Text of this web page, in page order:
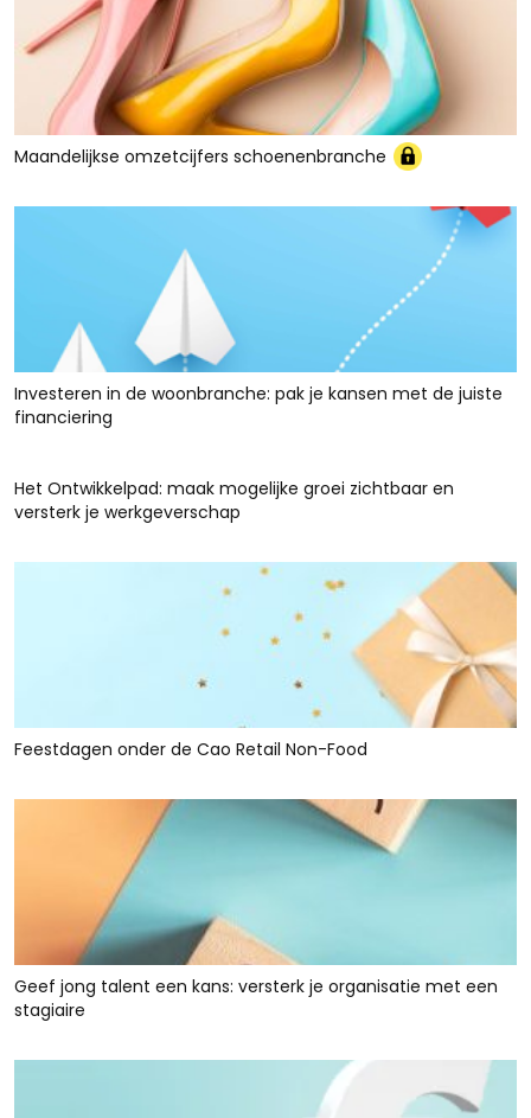
Maandelijkse omzetcijfers schoenenbranche
Investeren in de woonbranche: pak je kansen met de juiste
financiering
Het Ontwikkelpad: maak mogelijke groei zichtbaar en
versterk je werkgeverschap
Feestdagen onder de Cao Retail Non-Food
Geef jong talent een kans: versterk je organisatie met een
stagiaire